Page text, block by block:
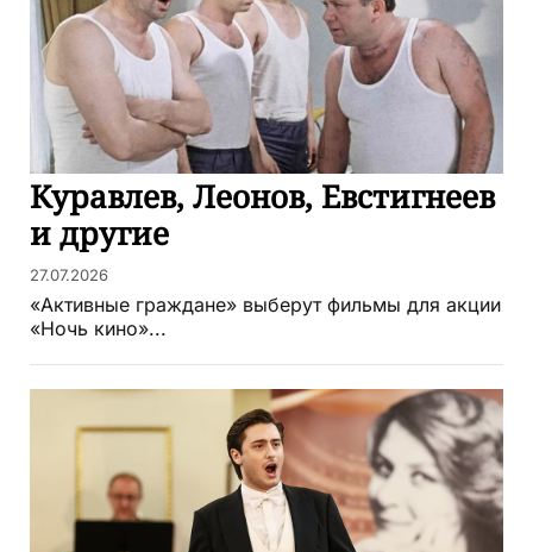
Куравлев, Леонов, Евстигнеев
и другие
27.07.2026
«Активные граждане» выберут фильмы для акции
«Ночь кино»...